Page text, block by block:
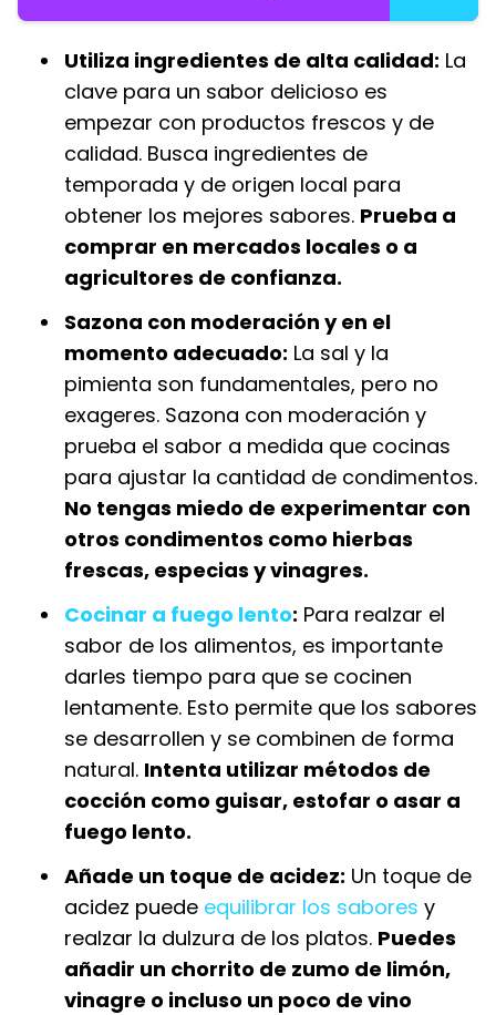
Utiliza ingredientes de alta calidad: La
clave para un sabor delicioso es
empezar con productos frescos y de
calidad. Busca ingredientes de
temporada y de origen local para
obtener los mejores sabores. Prueba a
comprar en mercados locales o a
agricultores de confianza.
Sazona con moderación y en el
momento adecuado: La sal y la
pimienta son fundamentales, pero no
exageres. Sazona con moderación y
prueba el sabor a medida que cocinas
para ajustar la cantidad de condimentos.
No tengas miedo de experimentar con
otros condimentos como hierbas
frescas, especias y vinagres.
Cocinar a fuego lento: Para realzar el
sabor de los alimentos, es importante
darles tiempo para que se cocinen
lentamente. Esto permite que los sabores
se desarrollen y se combinen de forma
natural. Intenta utilizar métodos de
cocción como guisar, estofar o asar a
fuego lento.
Añade un toque de acidez: Un toque de
acidez puede equilibrar los sabores y
realzar la dulzura de los platos. Puedes
añadir un chorrito de zumo de limón,
vinagre o incluso un poco de vino